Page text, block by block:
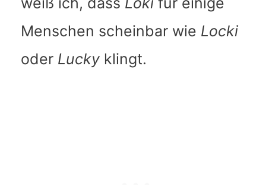
Menschen scheinbar wie Locki
oder Lucky klingt.